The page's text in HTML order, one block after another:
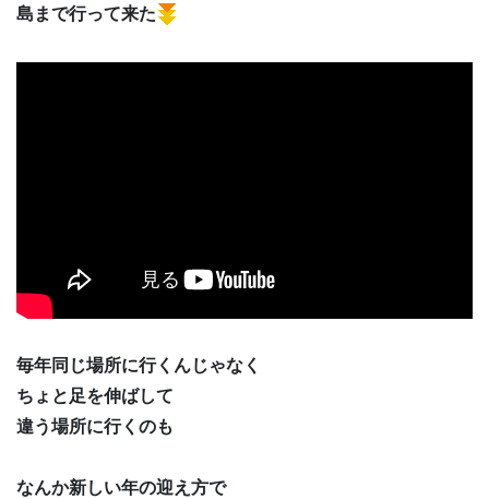
島まで行って来た
毎年同じ場所に行くんじゃなく
ちょと足を伸ばして
違う場所に行くのも
なんか新しい年の迎え方で